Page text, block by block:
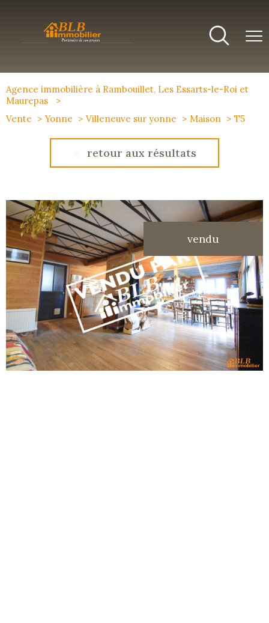
Agence immobilière à Rambouillet, Les Essarts-le-Roi et
Maurepas
Vente
Yonne Villeneuve sur yonne Maison T5
retour aux résultats
vendu